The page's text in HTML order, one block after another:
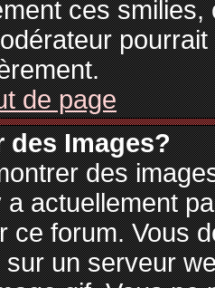
ces
de page
des Images?
des
a actuellement
ce forum. Vous
un serveur